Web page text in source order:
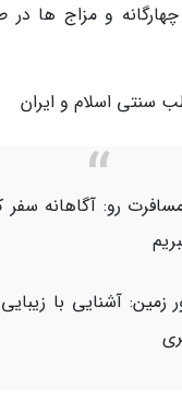
چهارگانه و مزاج ها
سنتی اسلام و ایران
رو: آگاهانه سفر
زمین: آشنایی با